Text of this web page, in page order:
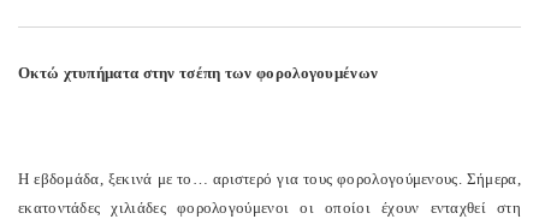
Οκτώ χτυπήματα στην τσέπη των φορολογουμένων
Η εβδομάδα, ξεκινά με το… αριστερό για τους φορολογούμενους. Σήμερα,
εκατοντάδες χιλιάδες φορολογούμενοι οι οποίοι έχουν ενταχθεί στη